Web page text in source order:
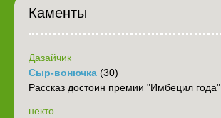
Каменты
Дазайчик
Сыр-вонючка (30)
Рассказ достоин премии "Имбецил года"
некто